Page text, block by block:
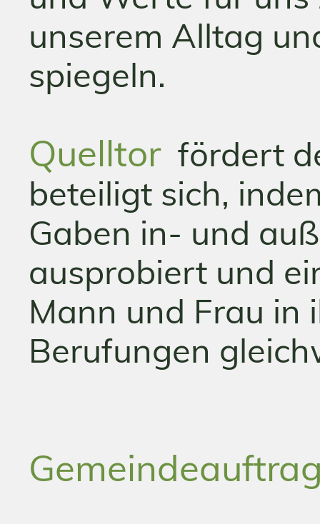
unserem Alltag
spiegeln.
Quelltorfördert
beteiligt sich,
Gaben in- und
ausprobiert und
Mann und Frau in
Berufungen